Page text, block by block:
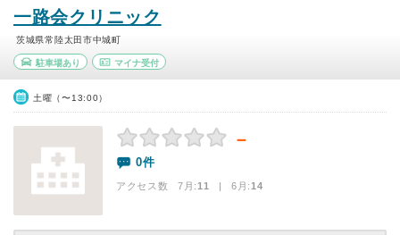
一路会クリニック
茨城県常陸太田市中城町
駐車場あり マイナ受付
土曜（〜13:00）
－
0件
アクセス数 7月:11 | 6月:14